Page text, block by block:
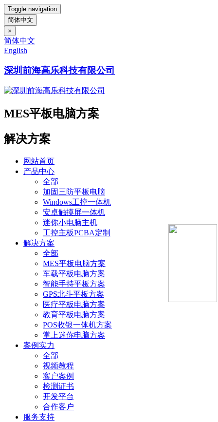
Toggle navigation
简体中文
×
简体中文
English
深圳前海高乐科技有限公司
MES平板电脑方案
解决方案
网站首页
产品中心
全部
加固三防平板电脑
Windows工控一体机
安卓触摸屏一体机
迷你小电脑主机
工控主板PCBA定制
解决方案
全部
MES平板电脑方案
车载平板电脑方案
智能手持平板方案
GPS北斗平板方案
医疗平板电脑方案
教育平板电脑方案
POS收银一体机方案
掌上迷你电脑方案
案例实力
全部
视频教程
客户案例
检测证书
开发平台
合作客户
服务支持